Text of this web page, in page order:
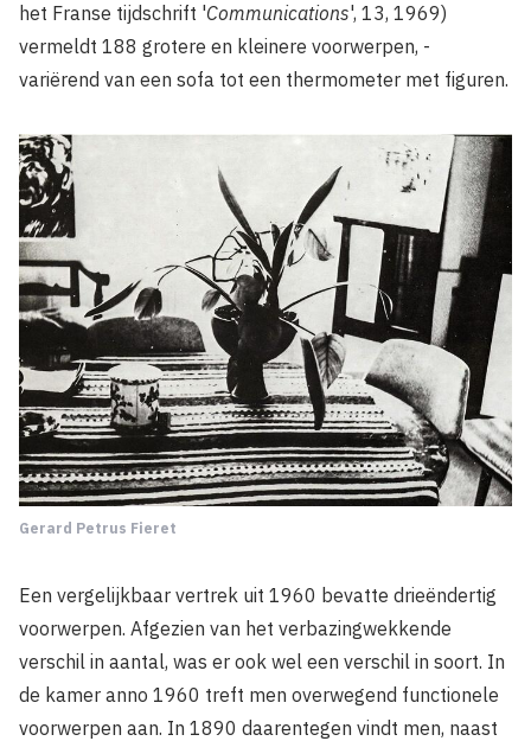
het Franse tijdschrift 'Communications', 13, 1969)
vermeldt 188 grotere en kleinere voorwerpen, -
variërend van een sofa tot een thermometer met figuren.
Gerard Petrus Fieret
Een vergelijkbaar vertrek uit 1960 bevatte drieëndertig
voorwerpen. Afgezien van het verbazingwekkende
verschil in aantal, was er ook wel een verschil in soort. In
de kamer anno 1960 treft men overwegend functionele
voorwerpen aan. In 1890 daarentegen vindt men, naast